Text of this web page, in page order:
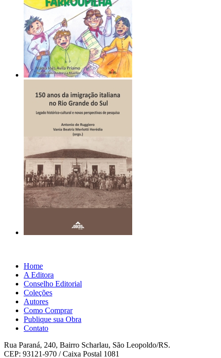
Home
A Editora
Conselho Editorial
Coleções
Autores
Como Comprar
Publique sua Obra
Contato
Rua Paraná, 240, Bairro Scharlau, São Leopoldo/RS.
CEP: 93121-970 / Caixa Postal 1081